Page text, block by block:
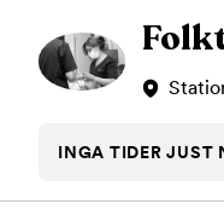
INGA TIDER JUST